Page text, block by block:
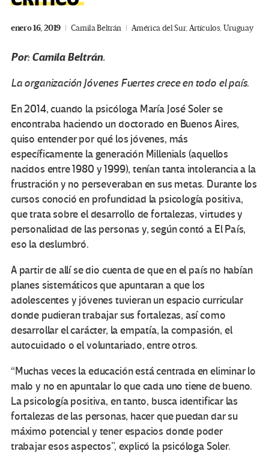
enero 16, 2019 Camila Beltrán América del Sur,Artículos,Uruguay
Por: Camila Beltrán.
La organización Jóvenes Fuertes crece en todo el país.
En 2014, cuando la psicóloga María José Soler se
encontraba haciendo un doctorado en Buenos Aires,
quiso entender por qué los jóvenes, más
específicamente la generación Millenials (aquellos
nacidos entre 1980 y 1999), tenían tanta intolerancia a la
frustración y no perseveraban en sus metas. Durante los
cursos conoció en profundidad la psicología positiva,
que trata sobre el desarrollo de fortalezas, virtudes y
personalidad de las personas y, según contó a El País,
eso la deslumbró.
A partir de allí se dio cuenta de que en el país no habían
planes sistemáticos que apuntaran a que los
adolescentes y jóvenes tuvieran un espacio curricular
donde pudieran trabajar sus fortalezas, así como
desarrollar el carácter, la empatía, la compasión, el
autocuidado o el voluntariado, entre otros.
“Muchas veces la educación está centrada en eliminar lo
malo y no en apuntalar lo que cada uno tiene de bueno.
La psicología positiva, en tanto, busca identificar las
fortalezas de las personas, hacer que puedan dar su
máximo potencial y tener espacios donde poder
trabajar esos aspectos”, explicó la psicóloga Soler.